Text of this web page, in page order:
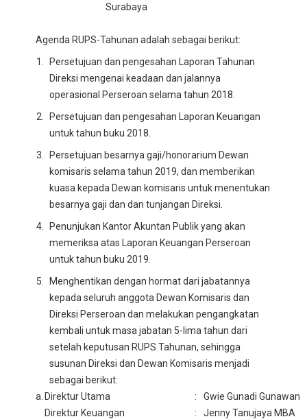
Surabaya
Agenda RUPS-Tahunan adalah sebagai berikut:
Persetujuan dan pengesahan Laporan Tahunan
Direksi mengenai keadaan dan jalannya
operasional Perseroan selama tahun 2018.
Persetujuan dan pengesahan Laporan Keuangan
untuk tahun buku 2018.
Persetujuan besarnya gaji/honorarium Dewan
komisaris selama tahun 2019, dan memberikan
kuasa kepada Dewan komisaris untuk menentukan
besarnya gaji dan dan tunjangan Direksi.
Penunjukan Kantor Akuntan Publik yang akan
memeriksa atas Laporan Keuangan Perseroan
untuk tahun buku 2019.
Menghentikan dengan hormat dari jabatannya
kepada seluruh anggota Dewan Komisaris dan
Direksi Perseroan dan melakukan pengangkatan
kembali untuk masa jabatan 5-lima tahun dari
setelah keputusan RUPS Tahunan, sehingga
susunan Direksi dan Dewan Komisaris menjadi
sebagai berikut:
a. Direktur Utama :
Gwie Gunadi Gunawan
Direktur Keuangan
:
Jenny Tanujaya MBA